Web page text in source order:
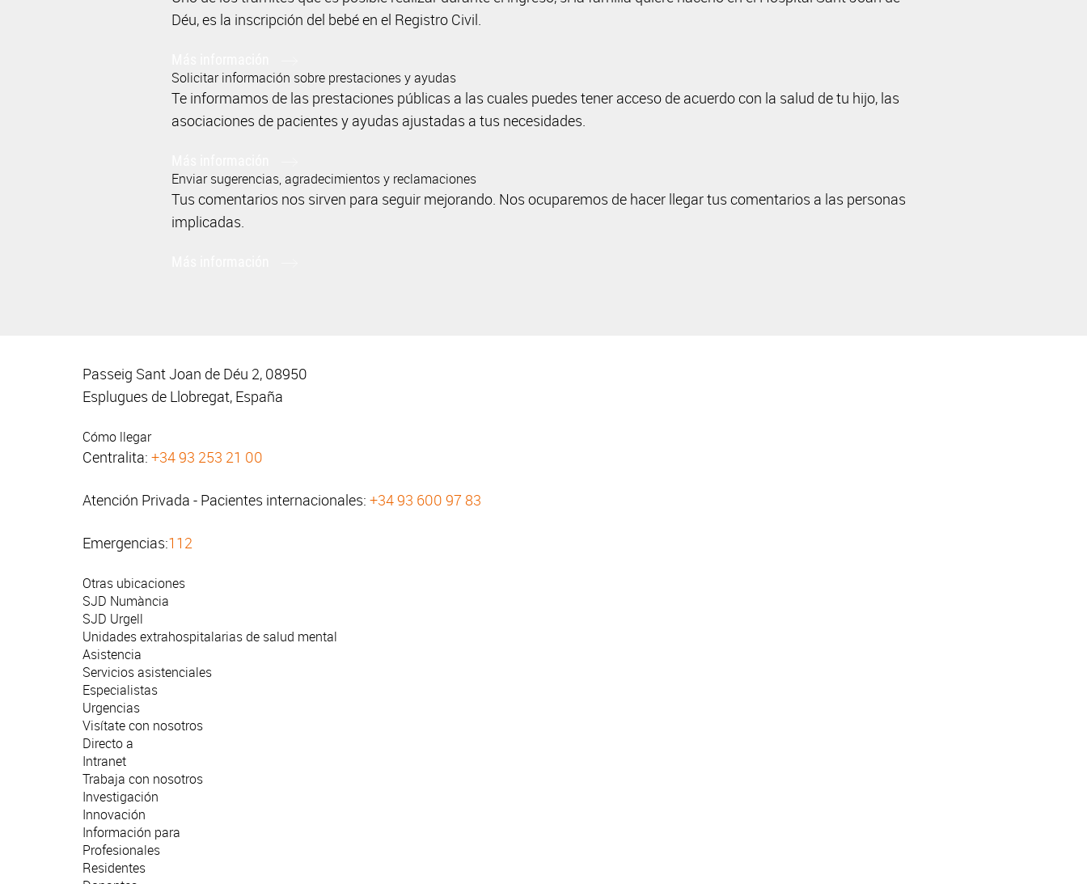
Déu, es la inscripción del bebé en el Registro Civil.
Solicitar información sobre prestaciones y ayudas
Te informamos de las prestaciones públicas a las cuales puedes tener acceso de acuerdo con la salud de tu hijo, las
asociaciones de pacientes y ayudas ajustadas a tus necesidades.
Enviar sugerencias, agradecimientos y reclamaciones
Tus comentarios nos sirven para seguir mejorando. Nos ocuparemos de hacer llegar tus comentarios a las personas
implicadas.
Passeig Sant Joan de Déu 2, 08950
Esplugues de Llobregat, España
Cómo llegar
Centralita: +34 93 253 21 00
Atención Privada - Pacientes internacionales: +34 93 600 97 83
Emergencias:112
Otras ubicaciones
SJD Numància
SJD Urgell
Unidades extrahospitalarias de salud mental
Asistencia
Servicios asistenciales
Especialistas
Urgencias
Visítate con nosotros
Directo a
Intranet
Trabaja con nosotros
Investigación
Innovación
Información para
Profesionales
Residentes